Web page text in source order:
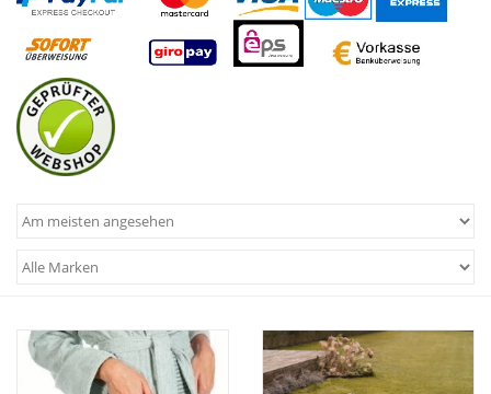
Tisch & Küche
Kinder
Geschenkideen und
Gutscheine
Accessoires Spa
Info-Service